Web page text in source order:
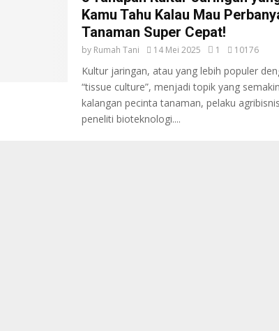
Kamu Tahu Kalau Mau
Tanaman Super Cepat!
by Rumah Tani 14 Mei 2025 1 10176
Kultur jaringan, atau yang lebih populer
“tissue culture”, menjadi topik yang
kalangan pecinta tanaman, pelaku
peneliti bioteknologi....